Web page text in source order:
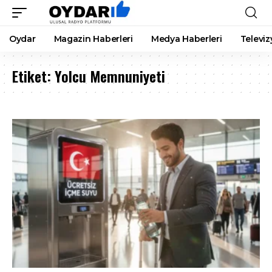
Oydar Magazin Haberleri Medya Haberleri
Etiket:Yolcu Memnuniyeti